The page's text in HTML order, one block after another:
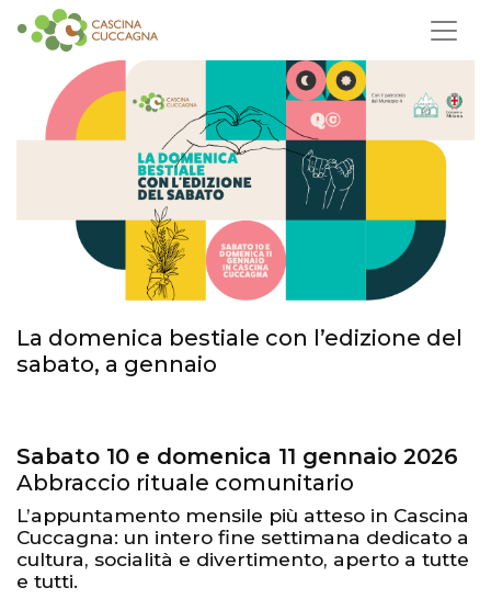
La domenica bestiale con l’edizione del
sabato, a gennaio
Sabato 10 e domenica 11 gennaio 2026
Abbraccio rituale comunitario
L’appuntamento mensile più atteso in Cascina
Cuccagna: un intero fine settimana dedicato a
cultura, socialità e divertimento, aperto a tutte
e tutti.